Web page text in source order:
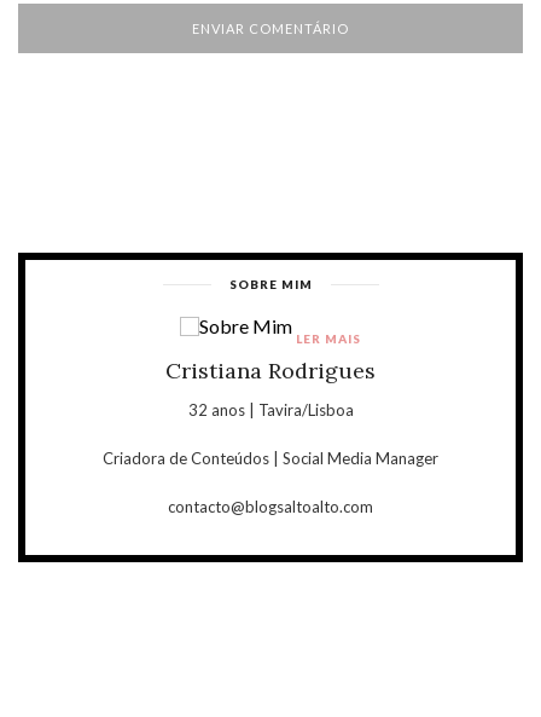
SOBRE MIM
Cristiana Rodrigues
32 anos | Tavira/Lisboa
Criadora de Conteúdos | Social Media Manager
contacto@blogsaltoalto.com
LER MAIS